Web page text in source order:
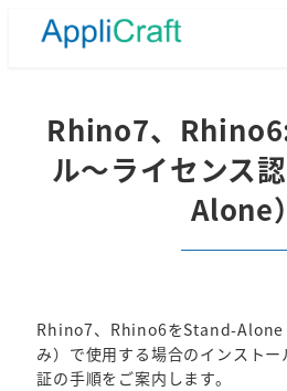
Rhino7、
ル～ライセンス
Alone）
Rhino7、Rhino6をStand-Alone
み）で使用する場合のインスト
証の手順をご案内します。